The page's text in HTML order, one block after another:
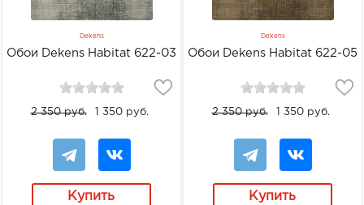
Dekens
Обои Dekens Habitat 622-03
2 350 руб. 1 350 руб.
Купить
Dekens
Обои Dekens Habitat 622-05
2 350 руб. 1 350 руб.
Купить